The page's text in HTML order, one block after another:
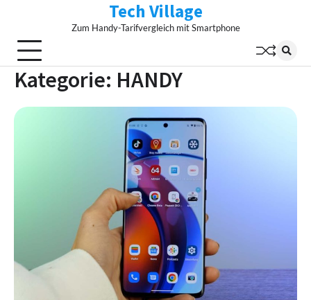
content
Tech Village
Zum Handy-Tarifvergleich mit Smartphone
Kategorie: HANDY